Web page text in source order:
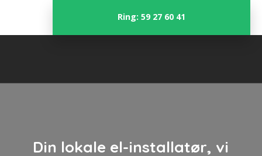
Ring: 59 27 60 41
Din lokale el-installatør, vi